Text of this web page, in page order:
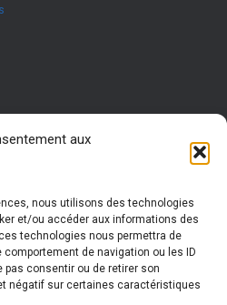
aux
nous utilisons des technologies
et/ou accéder aux informations des
technologies nous permettra de
de navigation ou les ID
consentir ou de retirer son
négatif sur certaines caractéristiques
!
ressources humaines ?
permettre d’exercer cette
la vie d’un réseau